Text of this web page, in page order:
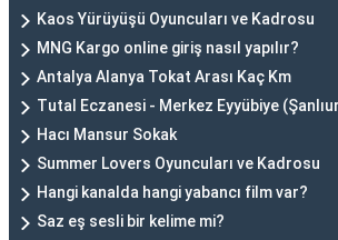
Kaos Yürüyüşü Oyuncuları ve Kadrosu
MNG Kargo online giriş nasıl yapılır?
Antalya Alanya Tokat Arası Kaç Km
Tutal Eczanesi - Merkez Eyyübiye
Hacı Mansur Sokak
Summer Lovers Oyuncuları ve Kadrosu
Hangi kanalda hangi yabancı film var?
Saz eş sesli bir kelime mi?